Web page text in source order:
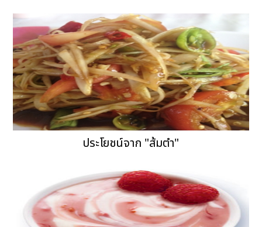
ประโยชน์จาก "ส้มตำ"